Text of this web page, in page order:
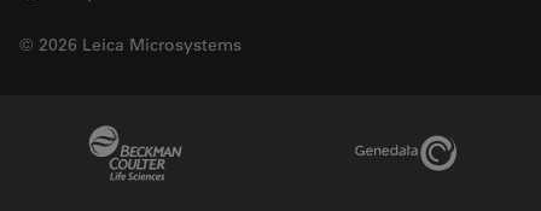
© 2026 Leica Microsystems
Genedata Link